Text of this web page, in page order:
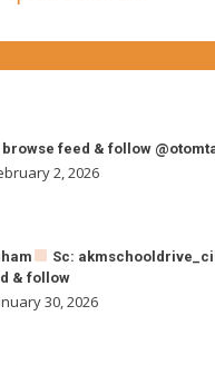
browse feed & follow
2, 2026
Sc:
& follow
30, 2026